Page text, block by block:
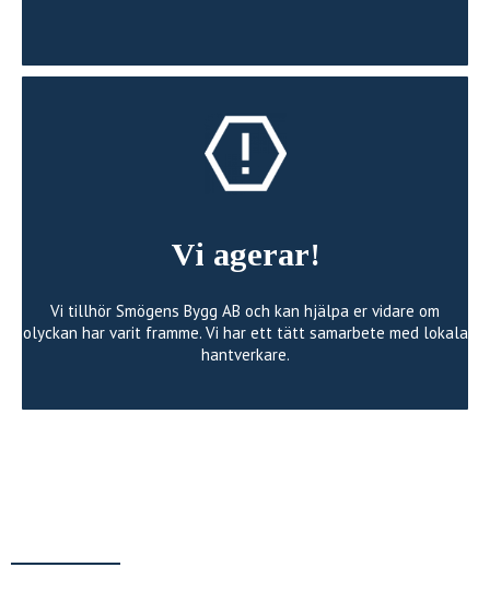
Vi agerar!
Vi tillhör Smögens Bygg AB och kan hjälpa er vidare om
olyckan har varit framme. Vi har ett tätt samarbete med lokala
hantverkare.